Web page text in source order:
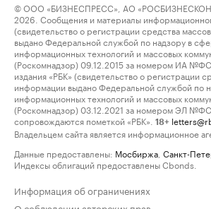
© ООО «БИЗНЕСПРЕСС», АО
2026. Сообщения и материалы
(свидетельство о регистрации средства
выдано Федеральной службой по надзору в
информационных технологий и массовых
(Роскомнадзор) 09.12.2015 за номером ИА
издания «РБК» (свидетельство о регистрации
информации выдано Федеральной службой по
информационных технологий и массовых
(Роскомнадзор) 03.12.2021 за номером ЭЛ
сопровождаются пометкой «РБК».
18+
Владельцем сайта является информационное
Данные предоставлены: Мосбиржа Санкт-
Индексы облигаций предоставлены Cbonds.
Информация об ограничениях